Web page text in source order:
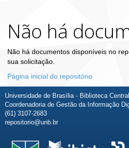
Não há
Não há documentos disponíveis no
sua solicitação.
Página inicial do repositório
Universidade de Brasília - Biblioteca Central
Coordenadoria de Gestão da Informação
(61) 3107-2683
repositorio@unb.br